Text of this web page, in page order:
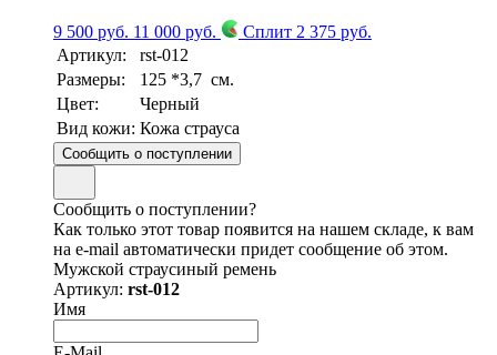
9 500 руб. 11 000 руб.
Сплит 2 375 руб.
Артикул:
rst-012
Размеры:
125 *3,7 см.
Цвет:
Черный
Вид кожи: Кожа страуса
Сообщить о поступлении
Сообщить о поступлении?
Как только этот товар появится на нашем складе, к вам
на e-mail автоматически придет сообщение об этом.
Мужской страусиный ремень
Артикул: rst-012
Имя